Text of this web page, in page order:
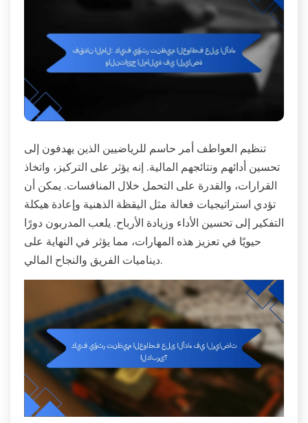
تنظيم العواطف أمر حاسم للرياضيين الذين يهدفون إلى
تحسين أدائهم ونتائجهم المالية. إنه يؤثر على التركيز، واتخاذ
القرارات، والقدرة على التحمل خلال المنافسات. يمكن أن
تؤدي استراتيجيات فعالة مثل اليقظة الذهنية وإعادة هيكلة
التفكير إلى تحسين الأداء وزيادة الأرباح. يلعب المدربون دورًا
حيويًا في تعزيز هذه المهارات، مما يؤثر في النهاية على
ديناميات الفريق والنجاح المالي.